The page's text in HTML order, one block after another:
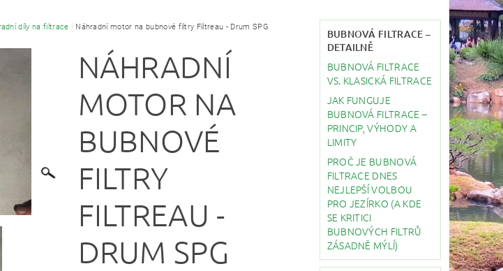
JEZÍRKOVÁ ČERPADLA A VYSAVAČE
BAKTERIE, ÚPRAVA VODY, CHOVNÉ POTŘEBY
díly na filtrace Náhradní motor na bubnové filtry Filtreau - Drum SPG
NÁHRADNÍ
MOTOR NA
BUBNOVÉ
FILTRY
FILTREAU -
DRUM SPG
BUBNOVÁ FILTRACE –
DETAILNĚ
BUBNOVÁ FILTRACE
VS. KLASICKÁ FILTRACE
JAK FUNGUJE
BUBNOVÁ FILTRACE –
PRINCIP, VÝHODY A
LIMITY
PROČ JE BUBNOVÁ
FILTRACE DNES
NEJLEPŠÍ VOLBOU
PRO JEZÍRKO (A KDE
SE KRITICI
BUBNOVÝCH FILTRŮ
ZÁSADNĚ MÝLÍ)